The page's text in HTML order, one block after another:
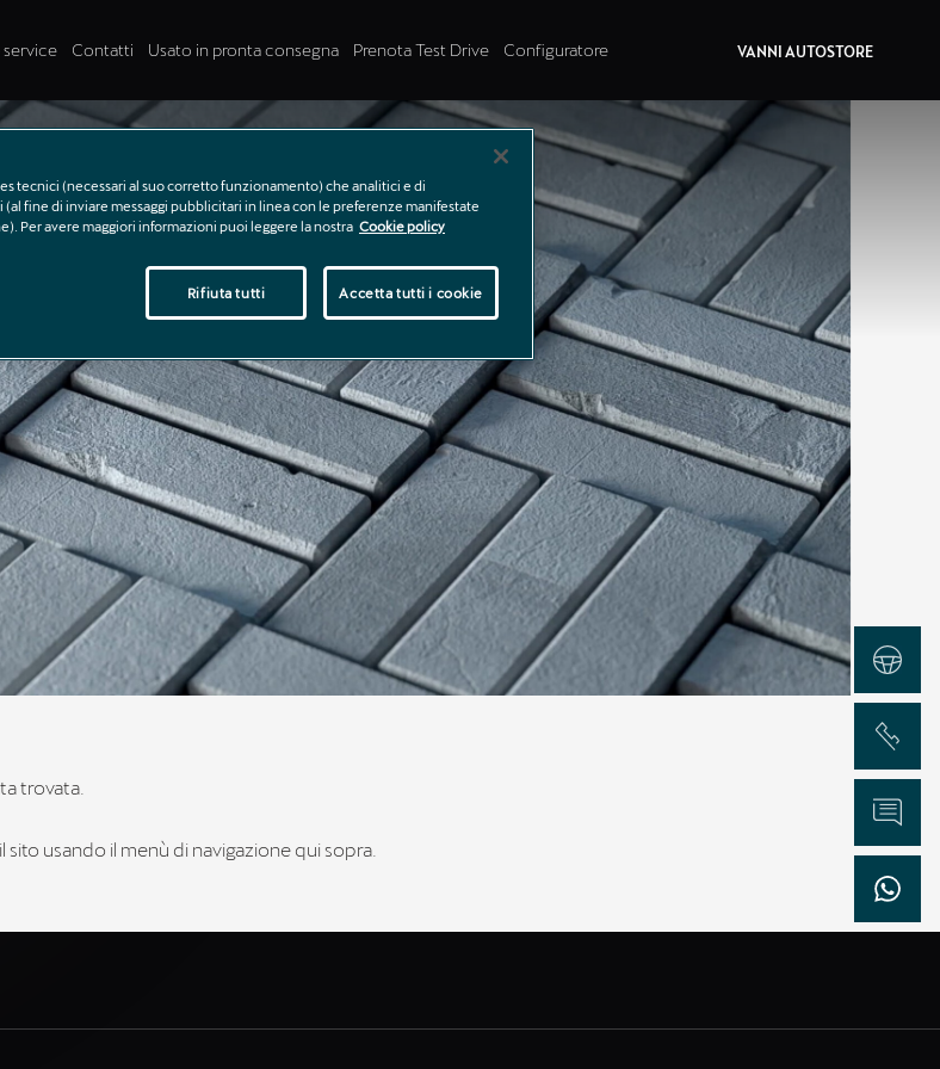
Contatti Usato in pronta consegna Prenota Test Drive Configuratore VANNI AUTOSTORE
trovata.
usando il menù di navigazione qui sopra.
Test Drive
Chiama
Informazioni
WhatsApp
tecnici (necessari al suo corretto funzionamento) che analitici e di
fine di inviare messaggi pubblicitari in linea con le preferenze manifestate
Per avere maggiori informazioni puoi leggere la nostra Cookie policy
Rifiuta tutti Accetta tutti i cookie